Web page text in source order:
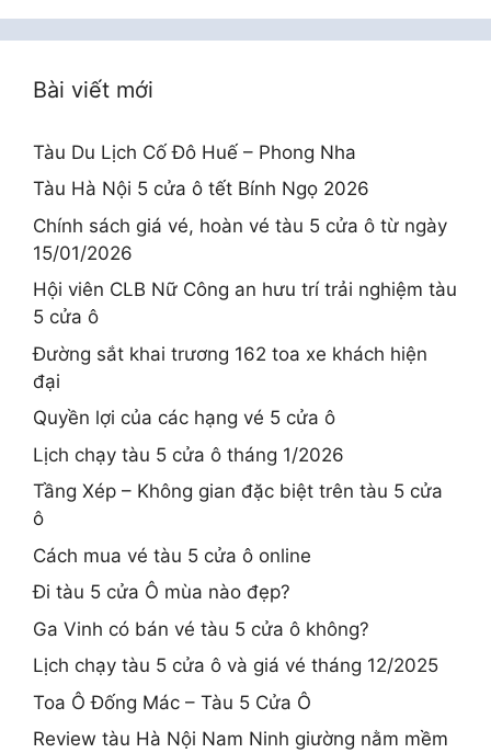
Bài viết mới
Tàu Du Lịch Cố Đô Huế – Phong Nha
Tàu Hà Nội 5 cửa ô tết Bính Ngọ 2026
Chính sách giá vé, hoàn vé tàu 5 cửa ô từ ngày
15/01/2026
Hội viên CLB Nữ Công an hưu trí trải nghiệm tàu
5 cửa ô
Đường sắt khai trương 162 toa xe khách hiện
đại
Quyền lợi của các hạng vé 5 cửa ô
Lịch chạy tàu 5 cửa ô tháng 1/2026
Tầng Xép – Không gian đặc biệt trên tàu 5 cửa
ô
Cách mua vé tàu 5 cửa ô online
Đi tàu 5 cửa Ô mùa nào đẹp?
Ga Vinh có bán vé tàu 5 cửa ô không?
Lịch chạy tàu 5 cửa ô và giá vé tháng 12/2025
Toa Ô Đống Mác – Tàu 5 Cửa Ô
Review tàu Hà Nội Nam Ninh giường nằm mềm